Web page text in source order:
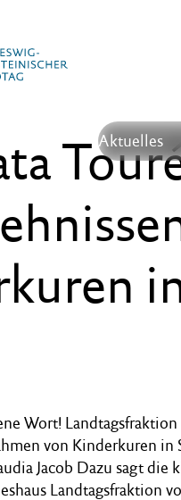
Aktuelles
Wort!
von Kinderkuren
Jacob Dazu sagt
Landtagsfraktion